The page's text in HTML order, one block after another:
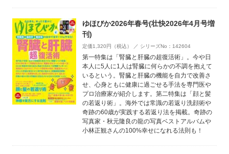
ゆほびか2026年春号(壮快2026年4月号増
刊)
定価1,320円（税込） ／ シリーズNo：142604
第一特集は「腎臓と肝臓の超復活術」。今や日
本人に5人に1人は腎臓に何らかの不調を抱えて
いるという。腎臓と肝臓の機能を自力で改善さ
せ、心身ともに健康に過ごせる手法を専門医や
プロ治療家が紹介します。第二特集は「顔と髪
の若返り術」。海外では常識の若返り洗顔術や
奇跡の60歳が実践する若返り法を掲載。奇跡の
写真家・秋元隆良の龍の写真ベストアルバムや
小林正観さんの100%幸せになれる法則も！